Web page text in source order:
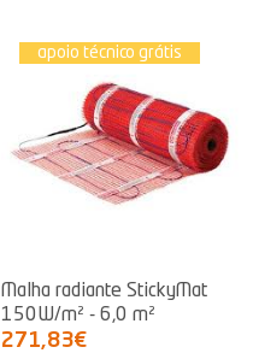
apoio técnico grátis
Malha radiante StickyMat
150W/m² - 6,0 m²
271,83€